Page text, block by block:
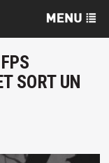
SORT UN